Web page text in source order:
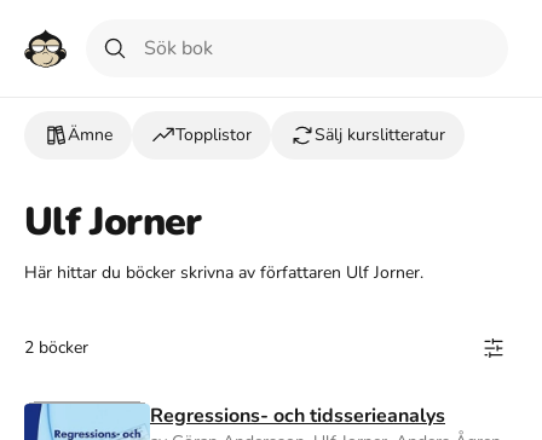
Ämne Topplistor Sälj kurslitteratur
Ulf Jorner
Här hittar du böcker skrivna av författaren Ulf Jorner.
2 böcker
Regressions- och tidsserieanalys